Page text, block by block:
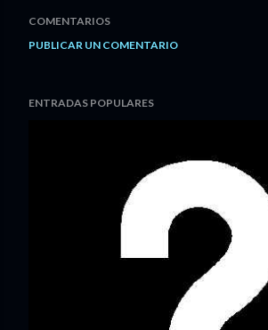
COMENTARIOS
PUBLICAR UN COMENTARIO
ENTRADAS POPULARES